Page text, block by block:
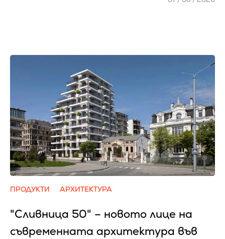
ПРОДУКТИ АРХИТЕКТУРА
"Сливница 50" – новото лице на
съвременната архитектура във